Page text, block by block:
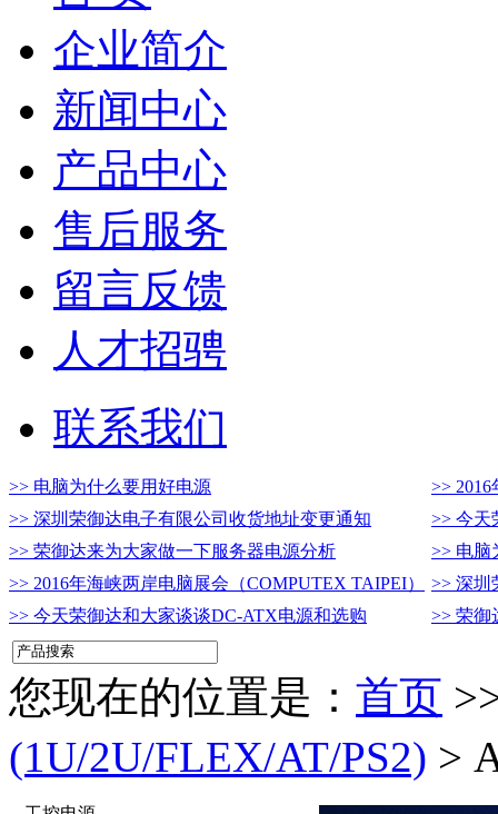
企业简介
新闻中心
产品中心
售后服务
留言反馈
人才招骋
联系我们
>> 电脑为什么要用好电源
>>
>> 深圳荣御达电子有限公司收货地址变更通知
>> 今天
>> 荣御达来为大家做一下服务器电源分析
>> 电脑
>> 2016年海峡两岸电脑展会（COMPUTEX TAIPEI）
>> 深圳
>> 今天荣御达和大家谈谈DC-ATX电源和选购
>> 荣御
您现在的位置是： 首页
(1U/2U/FLEX/AT/PS2) >